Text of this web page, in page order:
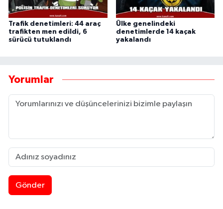
Trafik denetimleri: 44 araç
trafikten men edildi, 6
sürücü tutuklandı
Ülke genelindeki
denetimlerde 14 kaçak
yakalandı
Yorumlar
Gönder